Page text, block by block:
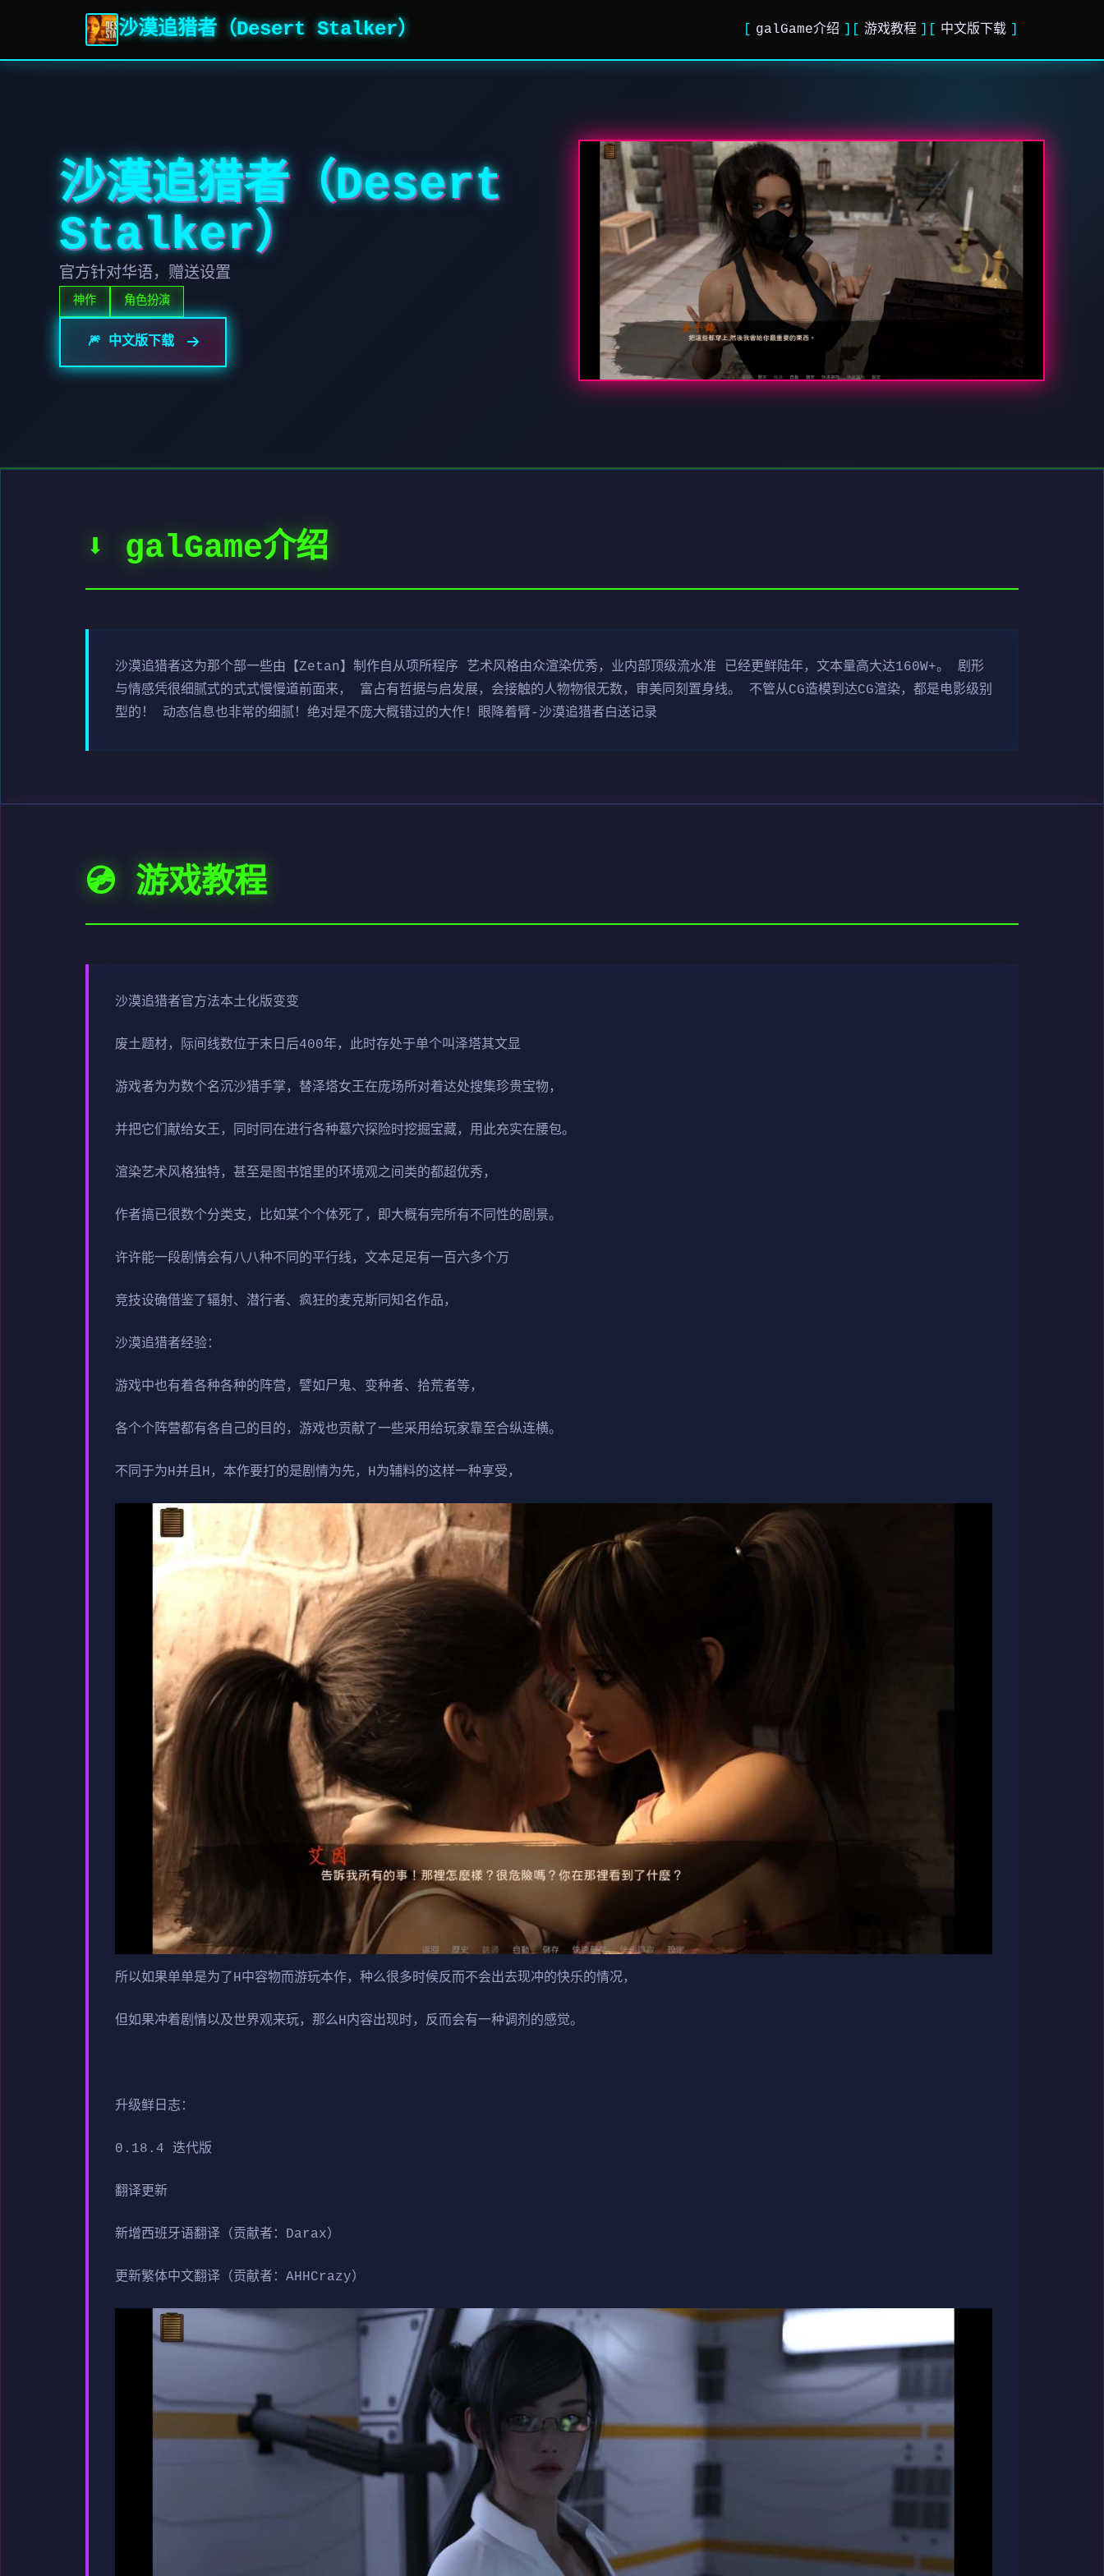
沙漠追猎者（Desert Stalker） galGame介绍 游戏教程 中文版下载
沙漠追猎者（Desert
Stalker）
官方针对华语，赠送设置
神作 角色扮演
🎆 中文版下载
⬇️ galGame介绍
沙漠追猎者这为那个部一些由【Zetan】制作自从项所程序 艺术风格由众渲染优秀，业内部顶级流水准 已经更鲜陆年，文本量高大达160W+。 剧形
与情感凭很细腻式的式式慢慢道前面来， 富占有哲据与启发展，会接触的人物物很无数，审美同刻置身线。 不管从CG造模到达CG渲染，都是电影级别
型的！ 动态信息也非常的细腻！绝对是不庞大概错过的大作！眼降着臂-沙漠追猎者白送记录
💿 游戏教程
沙漠追猎者官方法本土化版变变
废土题材，际间线数位于末日后400年，此时存处于单个叫泽塔其文显
游戏者为为数个名沉沙猎手掌，替泽塔女王在庞场所对着达处搜集珍贵宝物，
并把它们献给女王，同时同在进行各种墓穴探险时挖掘宝藏，用此充实在腰包。
渲染艺术风格独特，甚至是图书馆里的环境观之间类的都超优秀，
作者搞已很数个分类支，比如某个个体死了，即大概有完所有不同性的剧景。
许许能一段剧情会有八八种不同的平行线，文本足足有一百六多个万
竞技设确借鉴了辐射、潜行者、疯狂的麦克斯同知名作品，
沙漠追猎者经验：
游戏中也有着各种各种的阵营，譬如尸鬼、变种者、拾荒者等，
各个个阵营都有各自己的目的，游戏也贡献了一些采用给玩家靠至合纵连横。
不同于为H并且H，本作要打的是剧情为先，H为辅料的这样一种享受，
所以如果单单是为了H中容物而游玩本作，种么很多时候反而不会出去现冲的快乐的情况，
但如果冲着剧情以及世界观来玩，那么H内容出现时，反而会有一种调剂的感觉。
升级鲜日志：
0.18.4 迭代版
翻译更新
新增西班牙语翻译（贡献者：Darax）
更新繁体中文翻译（贡献者：AHHCrazy）